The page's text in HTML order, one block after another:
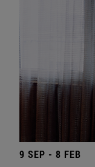
9 SEP - 8 FEB